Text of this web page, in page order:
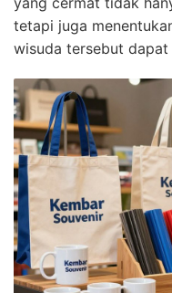
tetapi juga
wisuda tersebut